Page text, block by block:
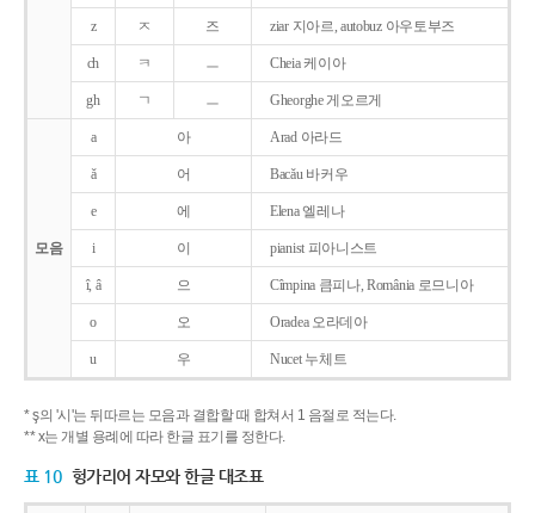
z ㅈ 즈 ziar 지아르, autobuz 아우토부즈
ch ㅋ ㅡ Cheia 케이아
gh ㄱ ㅡ Gheorghe 게오르게
모음
a 아 Arad 아라드
ǎ 어 Bacǎu 바커우
e 에 Elena 엘레나
i 이 pianist 피아니스트
î, â 으 Cîmpina 큼피나, România 로므니아
o 오 Oradea 오라데아
u 우 Nucet 누체트
* ş의 '시'는 뒤따르는 모음과 결합할 때 합쳐서 1 음절로 적는다.
** x는 개별 용례에 따라 한글 표기를 정한다.
표 10 헝가리어 자모와 한글 대조표